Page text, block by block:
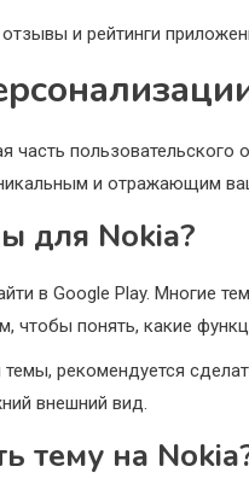
и рейтинги
часть
и отражающим
для Nokia?
в Google Play. Многие
чтобы понять, какие
рекомендуется
внешний вид.
тему на